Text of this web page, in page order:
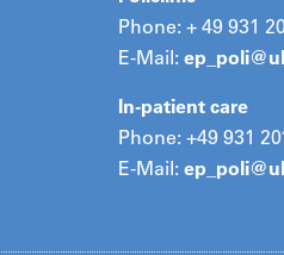
Phone: + 49 931
E-Mail:ep_poli@
In-patient care
Phone: +49 931
E-Mail:ep_poli@